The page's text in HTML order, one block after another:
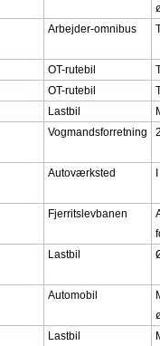
Arbejder-omnibus
OT-rutebil
OT-rutebil
Lastbil
Vogmandsforretning
Autoværksted
Fjerritslevbanen
Lastbil
Automobil
Lastbil